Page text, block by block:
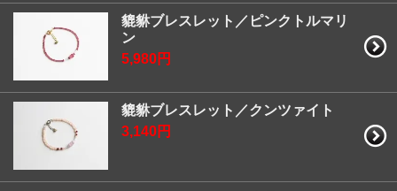
貔貅ブレスレット／ピンクトルマリ
ン
5,980円
貔貅ブレスレット／クンツァイト
3,140円